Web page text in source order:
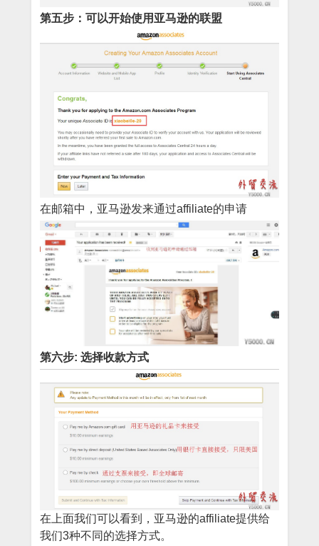
第五步：可以开始使用亚马逊的联盟
在邮箱中，亚马逊发来通过affiliate的申请
第六步: 选择收款方式
在上面我们可以看到，亚马逊的affiliate提供给
我们3种不同的选择方式。